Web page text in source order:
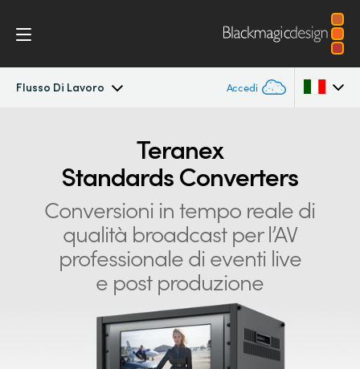
Flusso Di Lavoro Accedi
Flusso di lavoro
Conversioni
Australia
Brazil
Canada
Denmark
Teranex
Standards Converters
Conversioni in tempo reale di
qualità broadcast per l’AV
professionale di eventi live
e post produzione